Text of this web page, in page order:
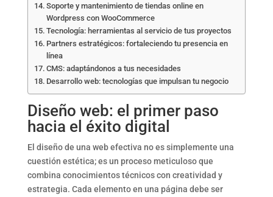
Soporte y mantenimiento de tiendas online en
Wordpress con WooCommerce
Tecnología: herramientas al servicio de tus proyectos
Partners estratégicos: fortaleciendo tu presencia en
línea
CMS: adaptándonos a tus necesidades
Desarrollo web: tecnologías que impulsan tu negocio
Diseño web: el primer paso
hacia el éxito digital
El diseño de una web efectiva no es simplemente una
cuestión estética; es un proceso meticuloso que
combina conocimientos técnicos con creatividad y
estrategia. Cada elemento en una página debe ser